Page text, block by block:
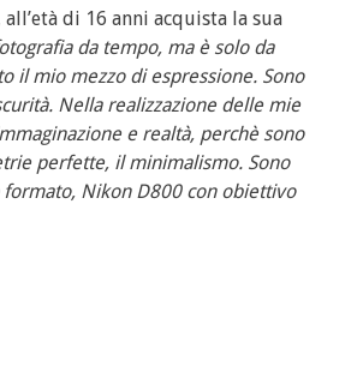
di 16 anni acquista la sua
da tempo, ma è solo da
il mio mezzo di espressione. Sono
Nella realizzazione delle mie
e realtà, perchè sono
perfette, il minimalismo. Sono
Nikon D800 con obiettivo